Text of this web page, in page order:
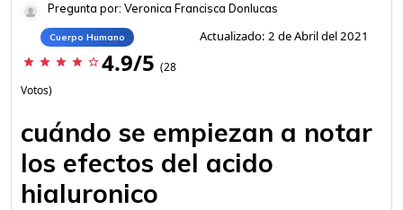
Pregunta por: Veronica Francisca Donlucas
Cuerpo Humano Actualizado: 2 de Abril del 2021
star star star star star_border 4.9/5 (28
Votos)
cuándo se empiezan a notar
los efectos del acido
hialuronico